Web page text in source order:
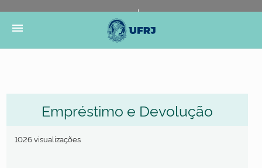
Portal do Governo Brasileiro
Governo
menu
Empréstimo e Devolução
1026 visualizações